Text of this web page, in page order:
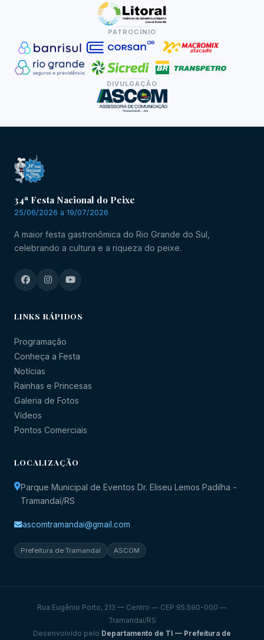
PATROCÍNIO
DIVULGAÇÃO
34ª Festa Nacional do Peixe
25/06/2026 a 19/07/2026
A maior festa gastronômica do Rio Grande do Sul,
celebrando a cultura e a riqueza do peixe.
LINKS RÁPIDOS
Programação
Conheça a Festa
Notícias
Rainhas e Princesas
Galeria de Fotos
Vídeos
Pontos Comerciais
LOCALIZAÇÃO
Parque Municipal de Eventos Dr. Eliseu Lemos Padilha -
Tramandaí/RS
ascomtramandai@gmail.com
Prefeitura de Tramandaí ASCOM
Rua Eugênio Porto, 213 — Centro — CEP 95.590-000 —
Tramandaí/RS
Desenvolvido pelo Departamento de TI — Prefeitura de